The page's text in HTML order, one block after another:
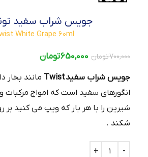
جویس شراب سفید
White Grape 60ml
700,000تومان 650,000تومان
جویس شراب سفید Twist
مانند بخار
انگورهای سفید است که امواج
شیرین را با هر بار که ویپ می کنید بر
شکند .